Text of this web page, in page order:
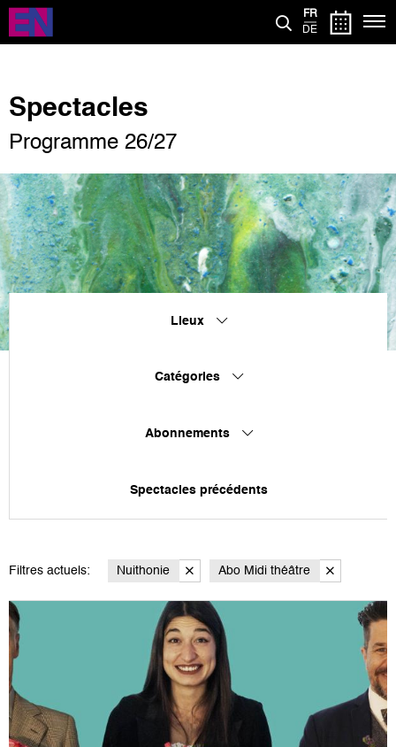
Aller
contenu
FR
DE
Spectacles
Programme 26/27
Lieux
Catégories
Abonnements
Spectacles précédents
Filtres actuels: Nuithonie Abo Midi théâtre